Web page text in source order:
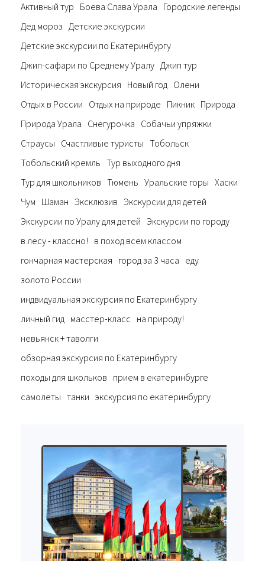
Активный тур Боева Слава Урала Городские легенды
Дед мороз Детские экскурсии
Детские экскурсии по Екатеринбургу
Джип-сафари по Среднему Уралу Джип тур
Историческая экскурсия Новый год Олени
Отдых в России Отдых на природе Пикник Природа
Природа Урала Снегурочка Собачьи упряжки
Страусы Счастливые туристы Тобольск
Тобольский кремль Тур выходного дня
Тур для школьников Тюмень Уральские горы Хаски
Чум Шаман Эксклюзив Экскурсии для детей
Экскурсии по Уралу для детей Экскурсии по городу
в лесу - классно! в поход всем классом
гончарная мастерская город за 3 часа еду
золото России
индвидуальная экскурсия по Екатеринбургу
личный гид масстер-класс на природу!
невьянск + таволги
обзорная экскурсия по Екатеринбургу
походы для школьков прием в екатеринбурге
самолеты танки экскурсия по екатеринбургу